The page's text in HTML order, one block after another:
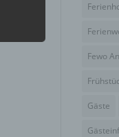
Fewo
Gäste